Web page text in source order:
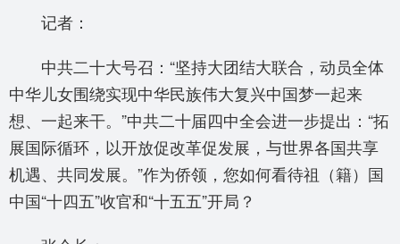
记者：
中共二十大号召：“坚持大团结大联合，动员全体
中华儿女围绕实现中华民族伟大复兴中国梦一起来
想、一起来干。”中共二十届四中全会进一步提出：“拓
展国际循环，以开放促改革促发展，与世界各国共享
机遇、共同发展。”作为侨领，您如何看待祖（籍）国
中国“十四五”收官和“十五五”开局？